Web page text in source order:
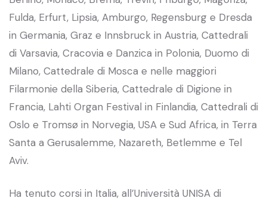
Fulda, Erfurt, Lipsia, Amburgo, Regensburg e Dresda
in Germania, Graz e Innsbruck in Austria, Cattedrali
di Varsavia, Cracovia e Danzica in Polonia, Duomo di
Milano, Cattedrale di Mosca e nelle maggiori
Filarmonie della Siberia, Cattedrale di Digione in
Francia, Lahti Organ Festival in Finlandia, Cattedrali di
Oslo e Tromsø in Norvegia, USA e Sud Africa, in Terra
Santa a Gerusalemme, Nazareth, Betlemme e Tel
Aviv.
Ha tenuto corsi in Italia, all’Università UNISA di